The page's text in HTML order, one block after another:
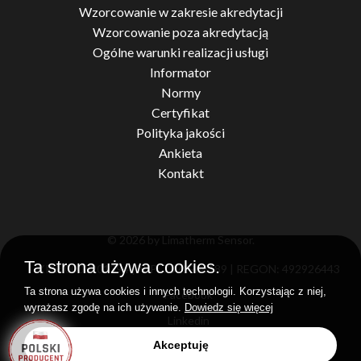
Wzorcowanie w zakresie akredytacji
Wzorcowanie poza akredytacją
Ogólne warunki realizacji usługi
Informator
Normy
Certyfikat
Polityka jakości
Ankieta
Kontakt
© 2026 by Limatherm Sensor.
KRS: 0000201394 | NIP: 7371966189 | REGON: 492926443
Facebook
Realizacjaidel.pl
Ta strona używa cookies.
Ta strona używa cookies i innych technologii. Korzystając z niej,
wyrażasz zgodę na ich używanie. Dowiedz się więcej
Akceptuję